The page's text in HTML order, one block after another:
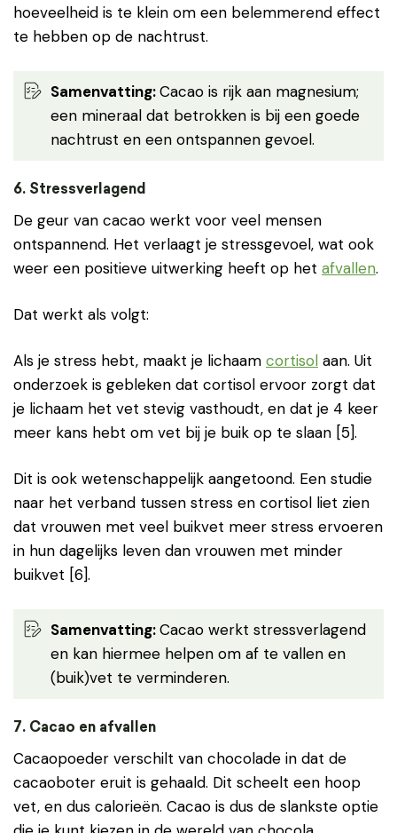
hoeveelheid is te klein om een belemmerend effect
te hebben op de nachtrust.
Samenvatting:Cacao is rijk aan magnesium;
een mineraal dat betrokken is bij een goede
nachtrust en een ontspannen gevoel.
6. Stressverlagend
De geur van cacao werkt voor veel mensen
ontspannend. Het verlaagt je stressgevoel, wat ook
weer een positieve uitwerking heeft op het afvallen.
Dat werkt als volgt:
Als je stress hebt, maakt je lichaam cortisol aan. Uit
onderzoek is gebleken dat cortisol ervoor zorgt dat
je lichaam het vet stevig vasthoudt, en dat je 4 keer
meer kans hebt om vet bij je buik op te slaan [5].
Dit is ook wetenschappelijk aangetoond. Een studie
naar het verband tussen stress en cortisol liet zien
dat vrouwen met veel buikvet meer stress ervoeren
in hun dagelijks leven dan vrouwen met minder
buikvet [6].
Samenvatting:Cacao werkt stressverlagend
en kan hiermee helpen om af te vallen en
(buik)vet te verminderen.
7. Cacao en afvallen
Cacaopoeder verschilt van chocolade in dat de
cacaoboter eruit is gehaald. Dit scheelt een hoop
vet, en dus calorieën. Cacao is dus de slankste optie